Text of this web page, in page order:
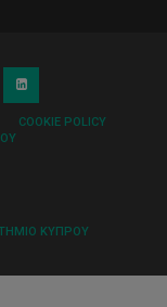
COOKIE POLICY
ΚΥΠΡΟΥ